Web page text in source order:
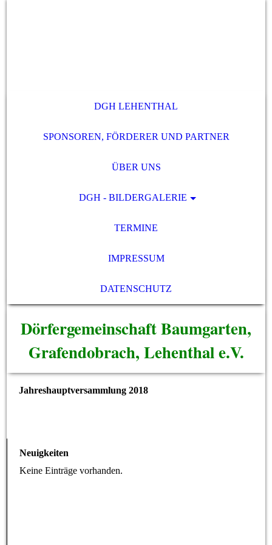
DGH LEHENTHAL
SPONSOREN, FÖRDERER UND PARTNER
ÜBER UNS
DGH - BILDERGALERIE
TERMINE
IMPRESSUM
DATENSCHUTZ
Dörfergemeinschaft Baumgarten,
Grafendobrach, Lehenthal e.V.
Jahreshauptversammlung 2018
Neuigkeiten
Keine Einträge vorhanden.